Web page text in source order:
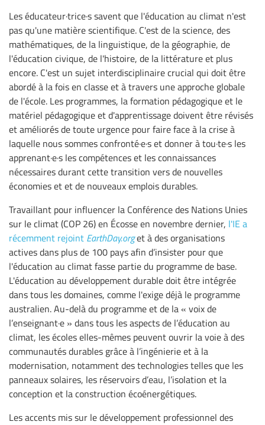
Les éducateur·trice·s savent que l'éducation au climat n'est
pas qu'une matière scientifique. C'est de la science, des
mathématiques, de la linguistique, de la géographie, de
l'éducation civique, de l'histoire, de la littérature et plus
encore. C'est un sujet interdisciplinaire crucial qui doit être
abordé à la fois en classe et à travers une approche globale
de l'école. Les programmes, la formation pédagogique et le
matériel pédagogique et d'apprentissage doivent être révisés
et améliorés de toute urgence pour faire face à la crise à
laquelle nous sommes confronté·e·s et donner à tou·te·s les
apprenant·e·s les compétences et les connaissances
nécessaires durant cette transition vers de nouvelles
économies et et de nouveaux emplois durables.
Travaillant pour influencer la Conférence des Nations Unies
sur le climat (COP 26) en Écosse en novembre dernier, l'IE a
récemment rejoint EarthDay.orget à des organisations
actives dans plus de 100 pays afin d’insister pour que
l'éducation au climat fasse partie du programme de base.
L'éducation au développement durable doit être intégrée
dans tous les domaines, comme l'exige déjà le programme
australien. Au-delà du programme et de la « voix de
l’enseignant·e » dans tous les aspects de l’éducation au
climat, les écoles elles-mêmes peuvent ouvrir la voie à des
communautés durables grâce à l’ingénierie et à la
modernisation, notamment des technologies telles que les
panneaux solaires, les réservoirs d’eau, l’isolation et la
conception et la construction écoénergétiques.
Les accents mis sur le développement professionnel des